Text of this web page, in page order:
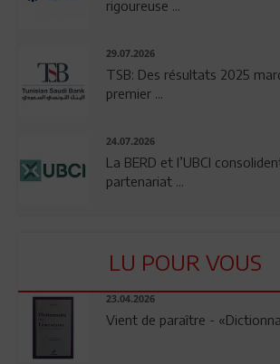
rigoureuse ...
29.07.2026
TSB: Des résultats 2025
premier ...
24.07.2026
La BERD et l’UBCI
partenariat ...
LU POUR VOUS
23.04.2026
Vient de paraître -